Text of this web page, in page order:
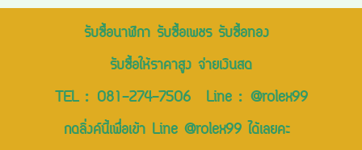
รับซื้อนาฬิกา รับซื้อเพชร รับซื้อทอง
รับซื้อให้ราคาสูง จ่ายเงินสด
TEL : 081-274-7506Line : @rolex99
กดลิ่งค์นี้เพื่อเข้า Line @rolex99 ได้เลยคะ